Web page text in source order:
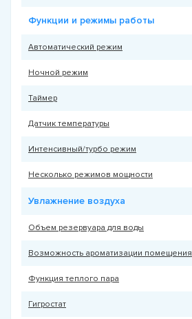
Функции и режимы работы
Автоматический режим
Ночной режим
Таймер
Датчик температуры
Интенсивный/турбо режим
Несколько режимов мощности
Увлажнение воздуха
Объем резервуара для воды
Возможность ароматизации помещения
Функция теплого пара
Гигростат